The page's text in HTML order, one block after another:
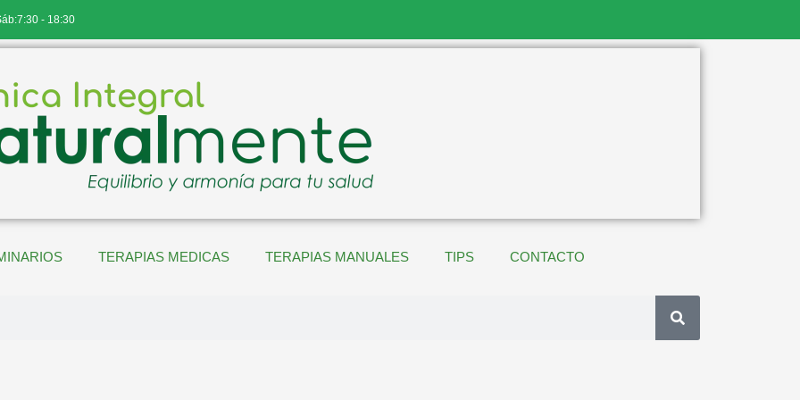
- 18:30
TERAPIAS MEDICAS TERAPIAS MANUALES TIPS CONTACTO